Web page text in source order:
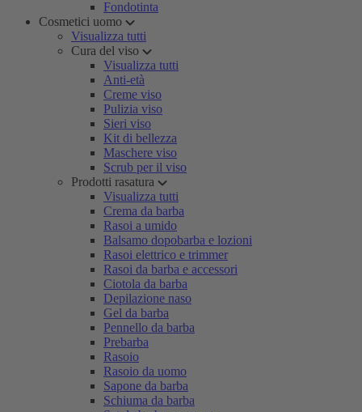
Fondotinta
Cosmetici uomo
Visualizza tutti
Cura del viso
Visualizza tutti
Anti-età
Creme viso
Pulizia viso
Sieri viso
Kit di bellezza
Maschere viso
Scrub per il viso
Prodotti rasatura
Visualizza tutti
Crema da barba
Rasoi a umido
Balsamo dopobarba e lozioni
Rasoi elettrico e trimmer
Rasoi da barba e accessori
Ciotola da barba
Depilazione naso
Gel da barba
Pennello da barba
Prebarba
Rasoio
Rasoio da uomo
Sapone da barba
Schiuma da barba